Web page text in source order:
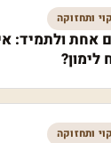
ותחזוקה
אחת ולתמיד:
לימון?
ותחזוקה